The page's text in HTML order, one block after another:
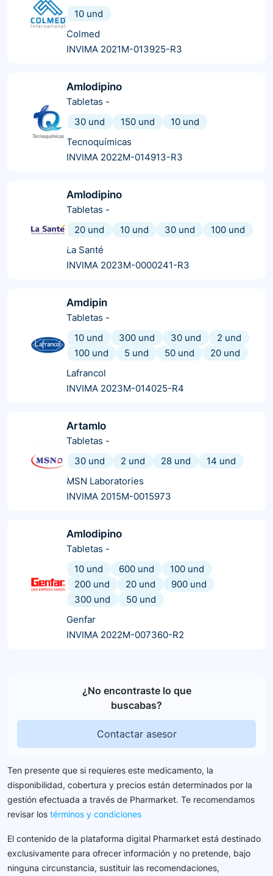
10 und
Colmed
INVIMA 2021M-013925-R3
Amlodipino
Tabletas -
30 und
150 und
10 und
Tecnoquímicas
INVIMA 2022M-014913-R3
Amlodipino
Tabletas -
20 und
10 und 30 und
100 und
La Santé
INVIMA 2023M-0000241-R3
Amdipin
Tabletas -
10 und
300 und 30 und
2 und
100 und
5 und 50 und
20 und
Lafrancol
INVIMA 2023M-014025-R4
Artamlo
Tabletas -
30 und
2 und 28 und
14 und
MSN Laboratories
INVIMA 2015M-0015973
Amlodipino
Tabletas -
10 und
600 und
100 und
200 und
20 und
900 und
300 und
50 und
Genfar
INVIMA 2022M-007360-R2
¿No encontraste lo que
buscabas?
Contactar asesor
Ten presente que si requieres este medicamento, la
disponibilidad, cobertura y precios están determinados por la
gestión efectuada a través de Pharmarket. Te recomendamos
revisar los términos y condiciones
El contenido de la plataforma digital Pharmarket está destinado
exclusivamente para ofrecer información y no pretende, bajo
ninguna circunstancia, sustituir las recomendaciones,